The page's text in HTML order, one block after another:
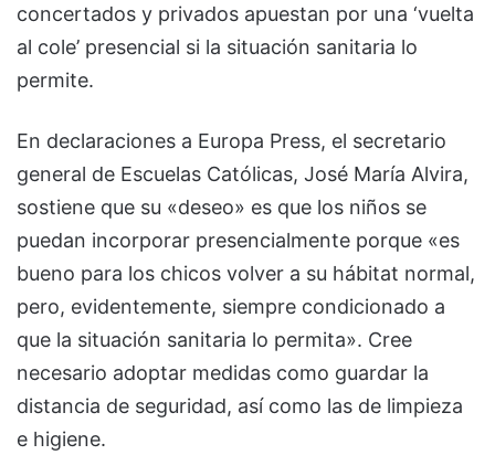
concertados y privados apuestan por una ‘vuelta
al cole’ presencial si la situación sanitaria lo
permite.
En declaraciones a Europa Press, el secretario
general de Escuelas Católicas, José María Alvira,
sostiene que su «deseo» es que los niños se
puedan incorporar presencialmente porque «es
bueno para los chicos volver a su hábitat normal,
pero, evidentemente, siempre condicionado a
que la situación sanitaria lo permita». Cree
necesario adoptar medidas como guardar la
distancia de seguridad, así como las de limpieza
e higiene.